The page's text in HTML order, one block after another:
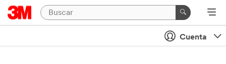
Cuenta